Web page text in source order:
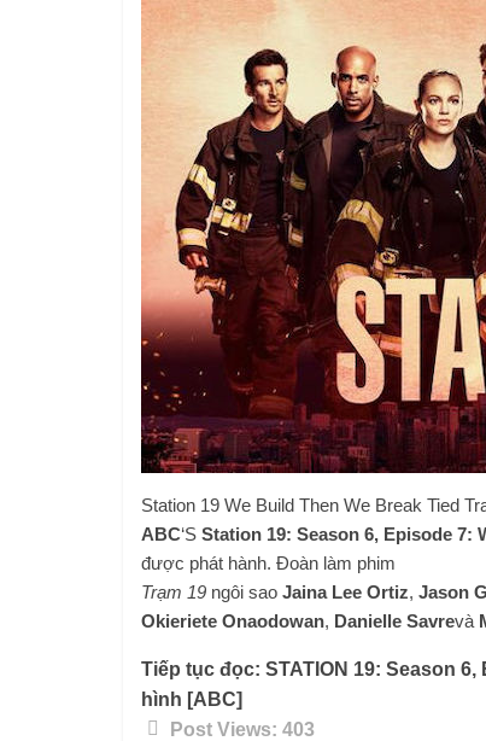
Station 19 We Build Then We Break Tied
ABC‘S Station 19: Season 6, Episode
được phát hành. Đoàn làm phim
Trạm 19 ngôi sao Jaina Lee Ortiz, Jason
Okieriete Onaodowan, Danielle Savrevà
Tiếp tục đọc: STATION 19: Season
hình [ABC]
Post Views: 403